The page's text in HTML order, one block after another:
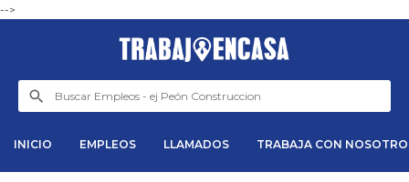
-->
INICIO EMPLEOS LLAMADOS TRABAJA CON